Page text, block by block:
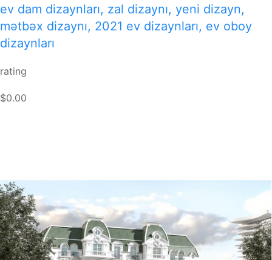
ev dam dizaynları, zal dizaynı, yeni dizayn,
mətbəx dizaynı, 2021 ev dizaynları, ev oboy
dizaynları
rating
$0.00